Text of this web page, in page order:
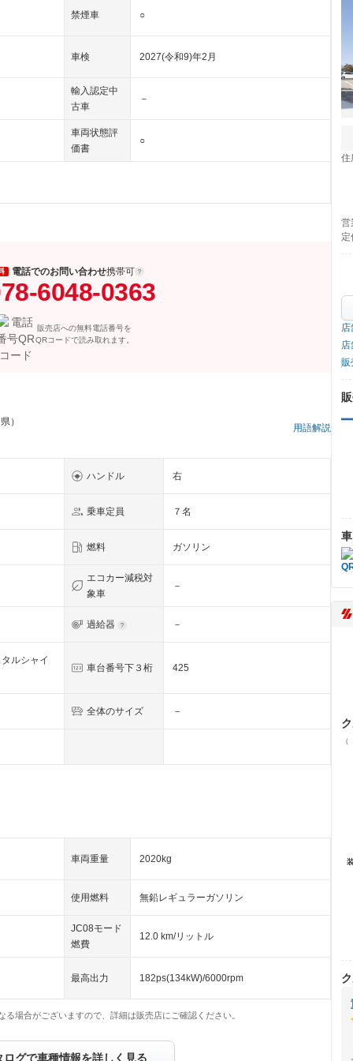
禁煙車 ○
車検 2027(令和9)年2月
輸入認定中
古車
－
車両状態評
価書
○
電話でのお問い合わせ携帯可
6048-0363
販売店への無料電話番号を
QRコードで読み取れます。
）
用語解説
ハンドル 右
乗車定員 ７名
燃料 ガソリン
エコカー減税対
象車
－
過給器 －
ルシャイ
車台番号下３桁 425
全体のサイズ －
車両重量 2020kg
使用燃料 無鉛レギュラーガソリン
JC08モード
燃費
12.0 km/リットル
最高出力 182ps(134kW)/6000rpm
場合がございますので、詳細は販売店にご確認ください。
ログで車種情報を詳しく見る
住
営
定
販